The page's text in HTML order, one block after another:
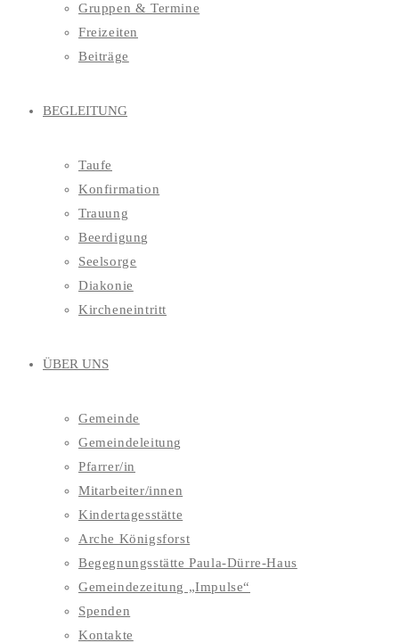
Gruppen & Termine
Freizeiten
Beiträge
BEGLEITUNG
Taufe
Konfirmation
Trauung
Beerdigung
Seelsorge
Diakonie
Kircheneintritt
ÜBER UNS
Gemeinde
Gemeindeleitung
Pfarrer/in
Mitarbeiter/innen
Kindertagesstätte
Arche Königsforst
Begegnungsstätte Paula-Dürre-Haus
Gemeindezeitung „Impulse“
Spenden
Kontakte